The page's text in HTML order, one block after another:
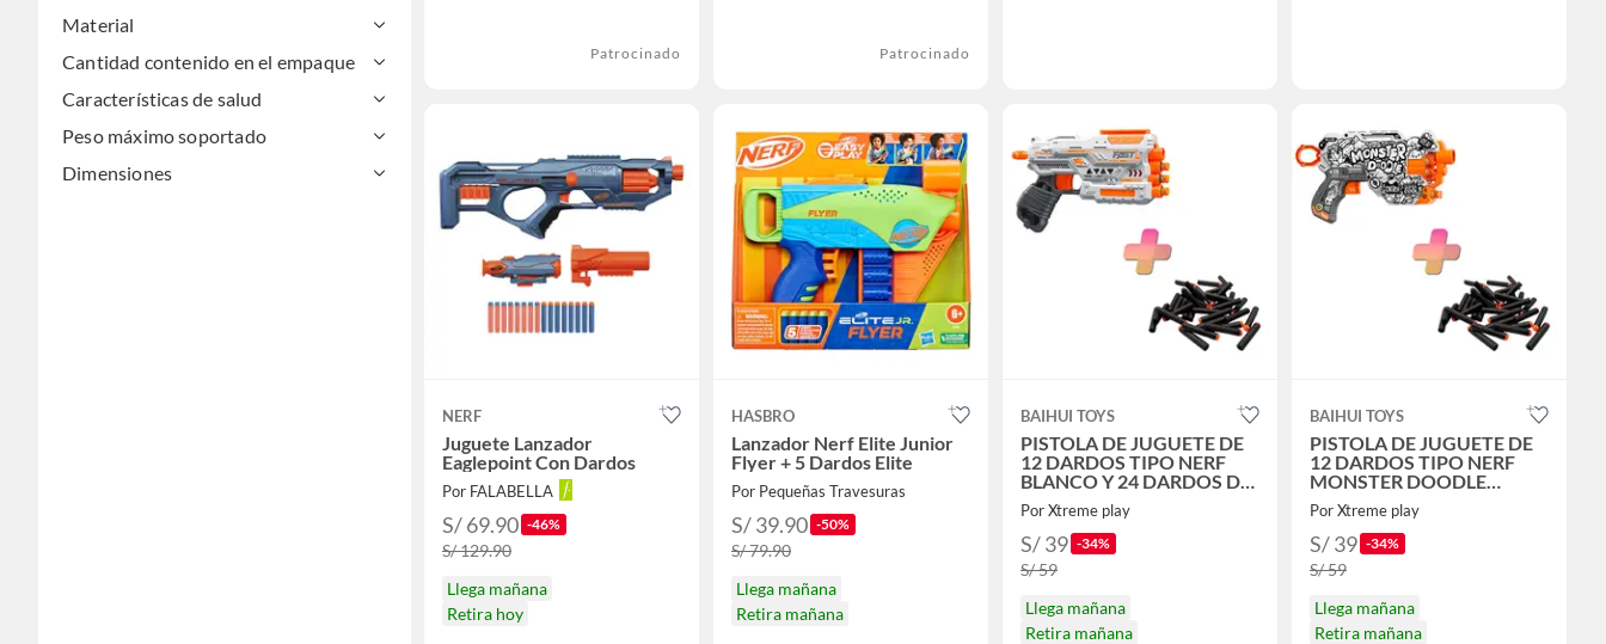
Material
Cantidad contenido en el empaque
Características de salud
Peso máximo soportado
Dimensiones
Patrocinado Patrocinado
NERF
Juguete Lanzador
Eaglepoint Con Dardos
Por FALABELLA
S/ 69.90 -46%
S/ 129.90
Llega mañana
Retira hoy
HASBRO
Lanzador Nerf Elite Junior
Flyer + 5 Dardos Elite
Por Pequeñas Travesuras
S/ 39.90 -50%
S/ 79.90
Llega mañana
Retira mañana
BAIHUI TOYS
PISTOLA DE JUGUETE DE
12 DARDOS TIPO NERF
BLANCO Y 24 DARDOS DE
REGALO
Por Xtreme play
S/ 39 -34%
S/ 59
Llega mañana
Retira mañana
BAIHUI TOYS
PISTOLA DE JUGUETE DE
12 DARDOS TIPO NERF
MONSTER DOODLE
RUEDA GIRATORIA Y 24
DARDOS DE REGALO
Por Xtreme play
S/ 39 -34%
S/ 59
Llega mañana
Retira mañana